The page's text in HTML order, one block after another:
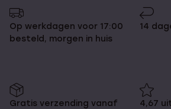
Op werkdagen voor 17:00
besteld, morgen in huis
14
Gratis verzending vanaf
4,67